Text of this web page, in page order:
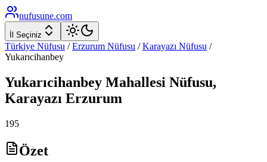
nufusune.com
İl Seçiniz
Türkiye Nüfusu / Erzurum Nüfusu / Karayazı Nüfusu /
Yukarıcihanbey
Yukarıcihanbey Mahallesi Nüfusu,
Karayazı Erzurum
195
Özet